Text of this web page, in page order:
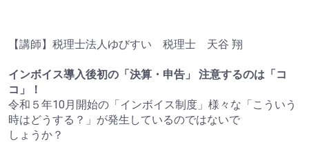
【講師】税理士法人ゆびすい 税理士 天谷 翔
インボイス導入後初の「決算・申告」 注意するのは「コ
コ」！
令和５年10月開始の「インボイス制度」様々な「こういう
時はどうする？」が発生しているのではないで
しょうか？